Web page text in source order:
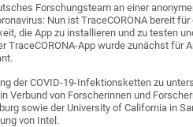
Forschungsteam an einer
Nun ist TraceCORONA bereit
die App zu installieren und zu testen
TraceCORONA-App wurde zunächst für
der COVID-19-Infektionsketten zu
Verbund von Forscherinnen und
sowie der University of California in
von Intel.